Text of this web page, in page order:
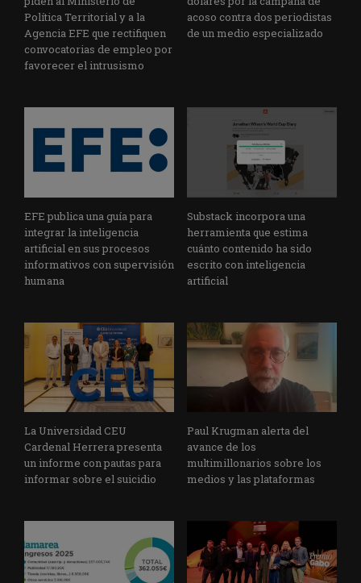
Política Territorial y a la
Agencia EFE que rectifiquen
convocatorias de empleo por
favorecer el intrusismo
acoso contra dos periodistas
de un medio especializado
EFE publica una guía para
integrar la inteligencia
artificial en sus procesos
informativos con supervisión
humana
Substack incorpora una
herramienta que estima
cuánto contenido ha sido
escrito con inteligencia
artificial
La Universidad CEU
Cardenal Herrera presenta
un informe con pautas para
informar sobre el suicidio
Paul Krugman alerta del
avance de los
multimillonarios sobre los
medios y las plataformas